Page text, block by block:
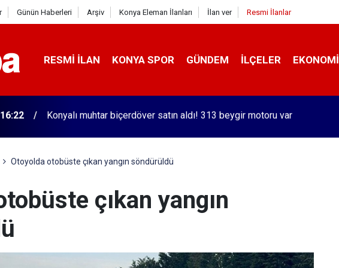
Günün Haberleri Arşiv Konya Eleman İlanları İlan ver Resmi İlanlar
RESMI İLAN KONYA SPOR GÜNDEM İLÇELER EKONOMI
16:04 Konyasporlu Kramer'den yıllar sonra Galatasaraylı Osimhen itirafı
Otoyolda otobüste çıkan yangın söndürüldü
çıkan yangın